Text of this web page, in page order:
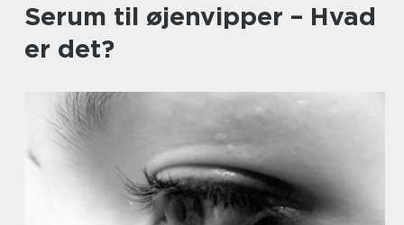
Serum til øjenvipper – Hvad
er det?